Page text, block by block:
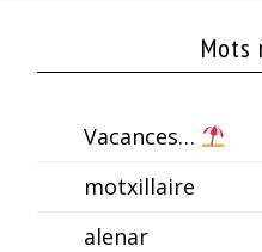
Mots
Vacances…
motxillaire
alenar